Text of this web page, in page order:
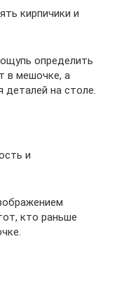
кирпичики и
определить
в мешочке, а
на столе.
и
кто раньше